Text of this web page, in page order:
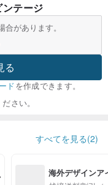
テージ
があります。
る
ドを作成できます。
さい。
すべてを見る(2)
海外デザインア